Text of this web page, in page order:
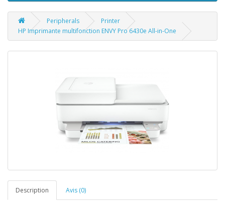
Peripherals
Printer
HP Imprimante multifonction ENVY Pro 6430e All-in-One
Description Avis (0)